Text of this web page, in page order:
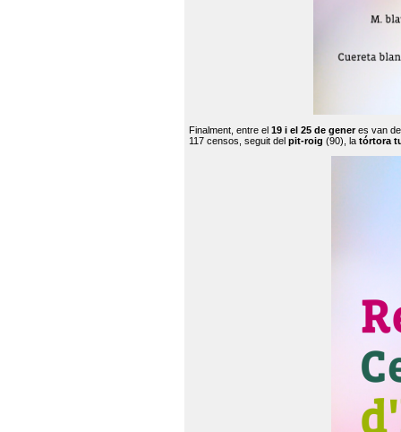
Finalment, entre el 19 i el 25 de generes van
117 censos, seguit del pit-roig (90), la tórtora